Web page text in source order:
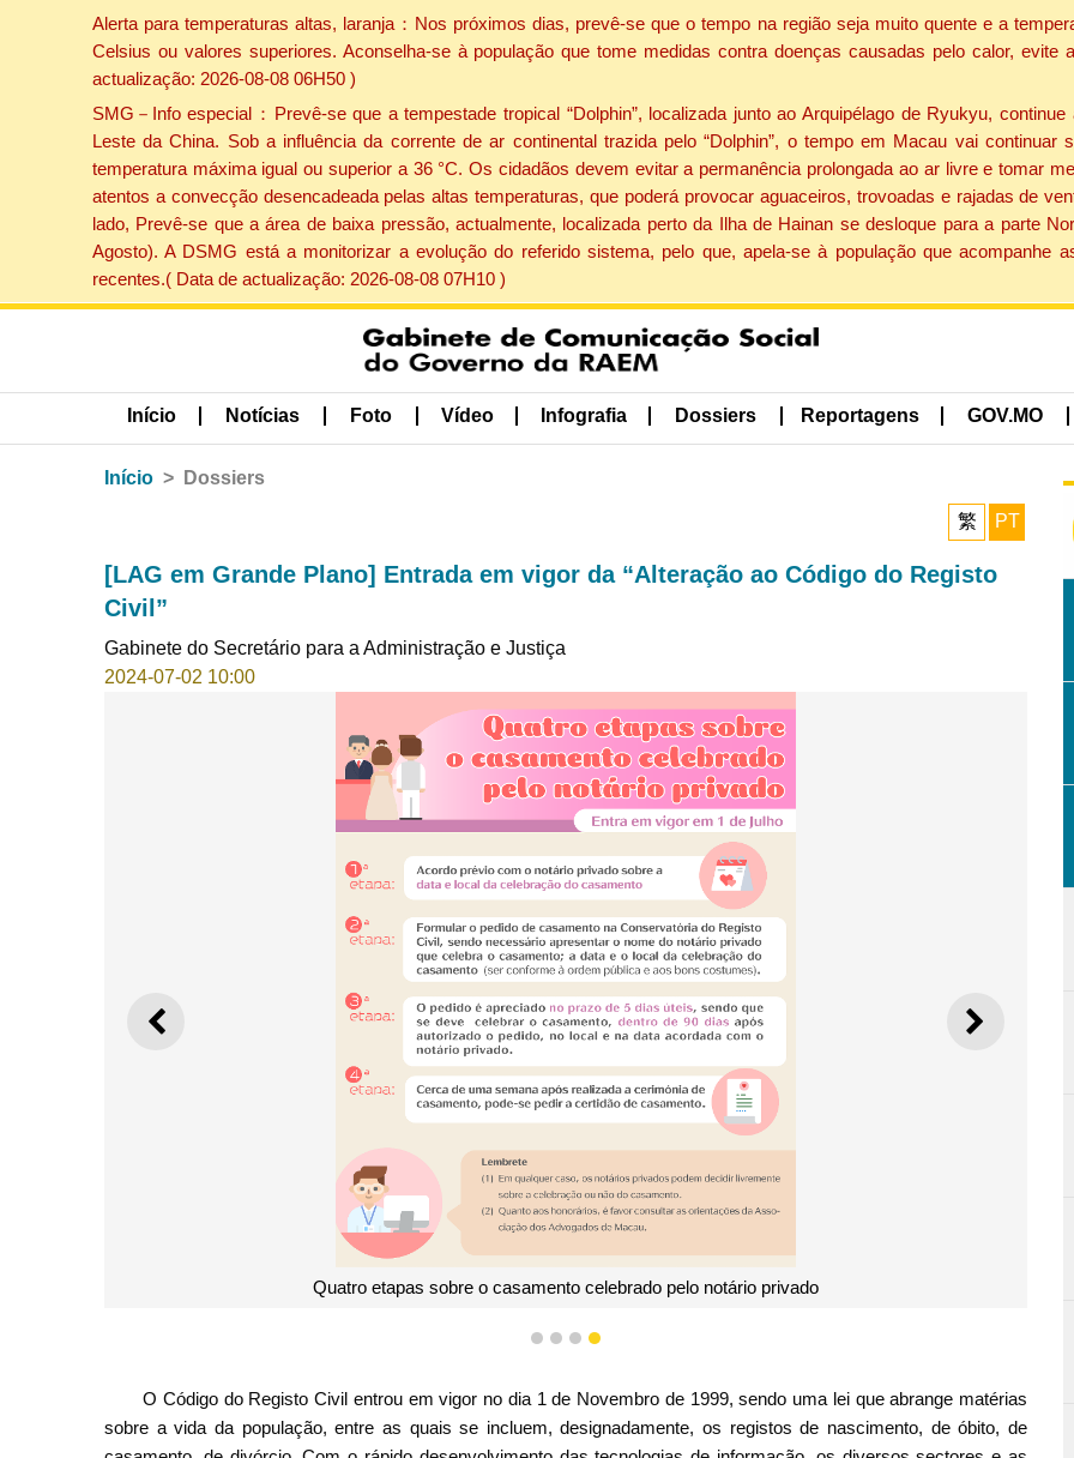
Alerta para temperaturas altas, laranja：Nos próximos dias, prevê-se que o tempo na região seja muito quente e a
Celsius ou valores superiores. Aconselha-se à população que tome medidas contra doenças causadas pelo calor,
actualização: 2026-08-08 06H50 )
SMG－Info especial：Prevê-se que a tempestade tropical “Dolphin”, localizada junto ao Arquipélago de Ryukyu,
Leste da China. Sob a influência da corrente de ar continental trazida pelo “Dolphin”, o tempo em Macau vai
temperatura máxima igual ou superior a 36 °C. Os cidadãos devem evitar a permanência prolongada ao ar livre e tomar
atentos a convecção desencadeada pelas altas temperaturas, que poderá provocar aguaceiros, trovoadas e rajadas de
lado, Prevê-se que a área de baixa pressão, actualmente, localizada perto da Ilha de Hainan se desloque para a parte
Agosto). A DSMG está a monitorizar a evolução do referido sistema, pelo que, apela-se à população que acompanhe
recentes.( Data de actualização: 2026-08-08 07H10 )
Início Notícias Foto Vídeo Infografia Dossiers Reportagens GOV.MO
Início Dossiers
繁 PT
[LAG em Grande Plano] Entrada em vigor da “Alteração ao Código do Registo
Civil”
Gabinete do Secretário para a Administração e Justiça
2024-07-02 10:00
ANTERIOR
Quatro etapas sobre o casamento celebrado pelo notário privado
1 2 3 4
O Código do Registo Civil entrou em vigor no dia 1 de Novembro de 1999, sendo uma lei que abrange matérias
sobre a vida da população, entre as quais se incluem, designadamente, os registos de nascimento, de óbito, de